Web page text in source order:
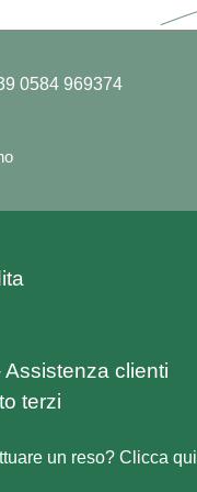
0584 969374
clienti
terzi
un reso? Clicca qui